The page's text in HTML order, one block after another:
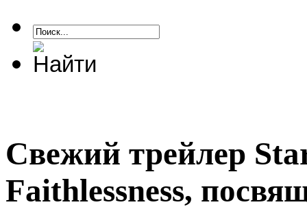
Свежий трейлер
Faithlessness,